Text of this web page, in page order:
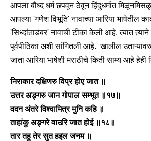
आपला बौध्द धर्म छपवून ठेवून हिंदुधर्मात
आपल्या 'गणेश विभूति' नावाच्या आरिया भाषेतील
'सिध्दांताडंबर' नावाची टीका केली आहे. त्यात त्याने
पूर्वपीठिका अशी सांगितली आहे. खालील
जाता आरिया भाषेशी मराठीचे किती साम्य आहे हेही
निराकार दक्षिणरु विप्र होए जात ॥
उत्तर अङ्गरु जान गोपाल सम्भूत ॥१७॥
वदन अंतरे विश्वामित्र मुनि कहि ॥
ताहांकु अङ्गरे वाउरि जात होई ॥१८॥
तार तहु तेर सुत हइल जनम ॥